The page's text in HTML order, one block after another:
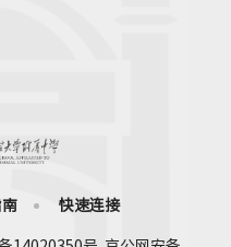
快速连接